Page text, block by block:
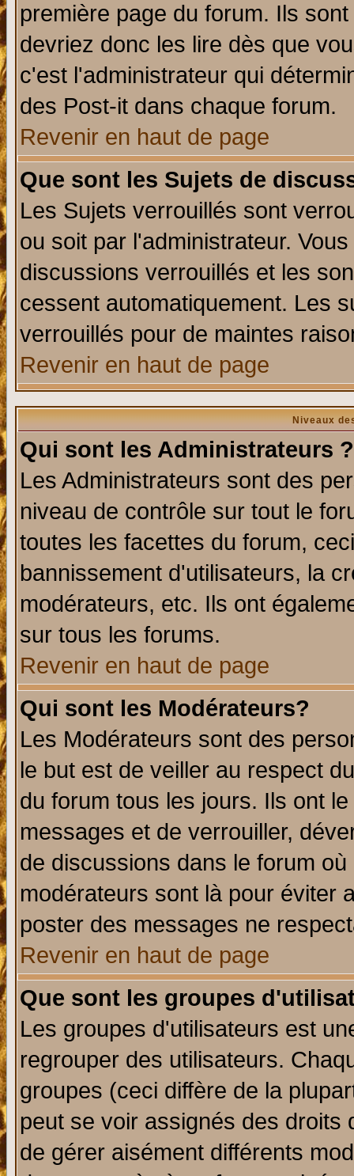
première page du forum. Ils
devriez donc les lire dès que
c'est l'administrateur qui
des Post-it dans chaque forum.
Revenir en haut de page
Que sont les Sujets de
Les Sujets verrouillés sont
ou soit par l'administrateur.
discussions verrouillés et les
cessent automatiquement. Les
verrouillés pour de maintes
Revenir en haut de page
Niveaux
Qui sont les Administrateurs ?
Les Administrateurs sont des
niveau de contrôle sur tout le
toutes les facettes du forum,
bannissement d'utilisateurs, la
modérateurs, etc. Ils ont
sur tous les forums.
Revenir en haut de page
Qui sont les Modérateurs?
Les Modérateurs sont des
le but est de veiller au respect
du forum tous les jours. Ils ont
messages et de verrouiller,
de discussions dans le forum
modérateurs sont là pour éviter
poster des messages ne
Revenir en haut de page
Que sont les groupes
Les groupes d'utilisateurs est
regrouper des utilisateurs.
groupes (ceci diffère de la
peut se voir assignés des
de gérer aisément différents